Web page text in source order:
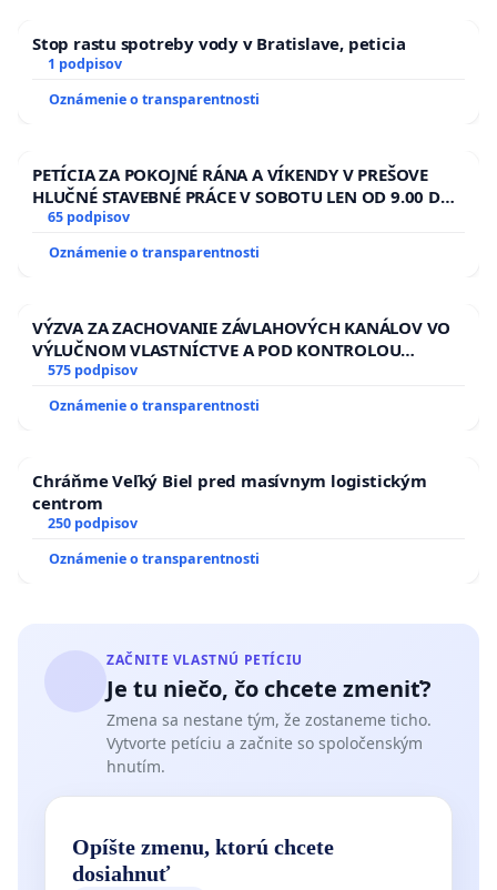
Stop rastu spotreby vody v Bratislave, peticia
1 podpisov
Oznámenie o transparentnosti
PETÍCIA ZA POKOJNÉ RÁNA A VÍKENDY V PREŠOVE
HLUČNÉ STAVEBNÉ PRÁCE V SOBOTU LEN OD 9.00 DO
13.00 HOD., CEZ PRACOVNÝ TÝŽDEŇ CIEĽ 8.00 – 18.00
HOD. A PRAVIDELNÁ KONTROLA STAVBY C-AREA NA
ĎUMBIERSKEJ/MAGU
65 podpisov
Oznámenie o transparentnosti
VÝZVA ZA ZACHOVANIE ZÁVLAHOVÝCH KANÁLOV VO
VÝLUČNOM VLASTNÍCTVE A POD KONTROLOU
SLOVENSKEJ REPUBLIKY & žiadosť na riešenie
zanedbaného stavu závlahových a odvodňovacích
kanálov na Slovensku
575 podpisov
Oznámenie o transparentnosti
Chráňme Veľký Biel pred masívnym logistickým
centrom
250 podpisov
Oznámenie o transparentnosti
ZAČNITE VLASTNÚ PETÍCIU
Je tu niečo, čo chcete zmeniť?
Zmena sa nestane tým, že zostaneme ticho.
Vytvorte petíciu a začnite so spoločenským
hnutím.
Opíšte zmenu, ktorú chcete
dosiahnuť